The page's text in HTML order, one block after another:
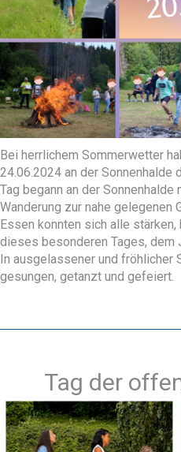
Bei herrlichem Sommerwetter
24.06.2024 an der
Tag begann an der
Wanderung zur nahe gelegenen
Essen konnten sich alle
dieses besonderen Tages, dem
In ausgelassener und fröhlicher
gesungen, getanzt und gefeiert.
Tag der